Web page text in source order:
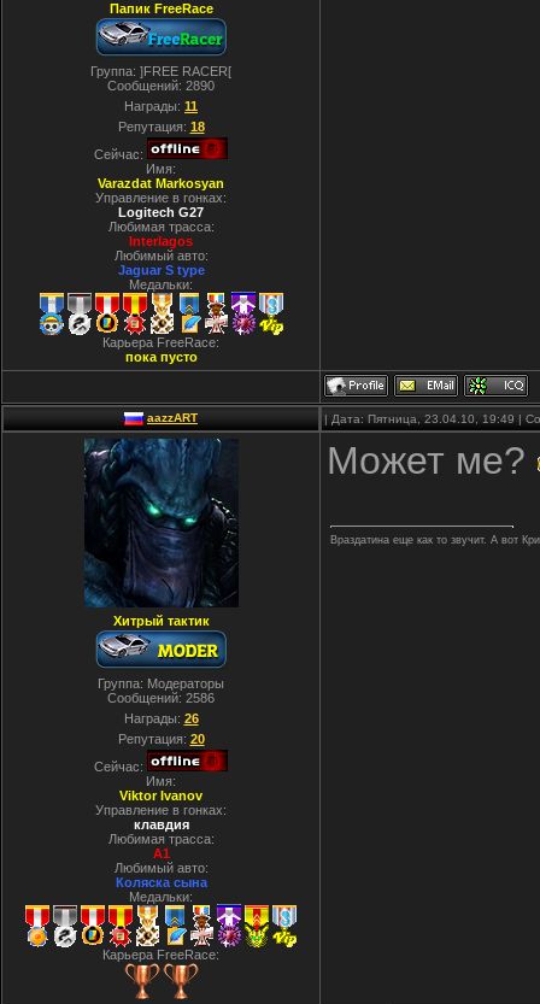
Папик FreeRace
Группа: ]FREE RACER[
Сообщений: 2890
Награды: 11
Репутация: 18
Сейчас:
Имя:
Varazdat Markosyan
Управление в гонках:
Logitech G27
Любимая трасса:
Interlagos
Любимый авто:
Jaguar S type
Медальки:
Карьера FreeRace:
пока пусто
aazzART | Дата: Пятница, 23.04.10, 19:49 |
Хитрый тактик
Группа: Модераторы
Сообщений: 2586
Награды: 26
Репутация: 20
Сейчас:
Имя:
Viktor Ivanov
Управление в гонках:
клавдия
Любимая трасса:
A1
Любимый авто:
Коляска сына
Медальки:
Карьера FreeRace:
Может ме?
Враздатина еще как то звучит. А вот